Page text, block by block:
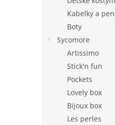
Kabelky a
Boty
Sycomore
Artissimo
Stick'n fun
Pockets
Lovely box
Bijoux box
Les perles